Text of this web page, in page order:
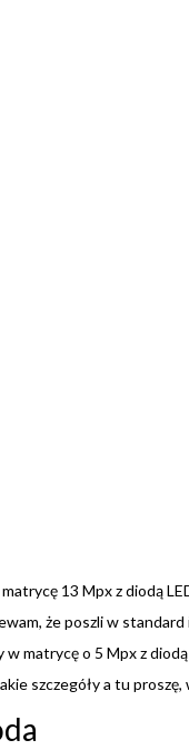
13 Mpx z diodą
że poszli w
matrycę o 5 Mpx z
szczegóły a tu